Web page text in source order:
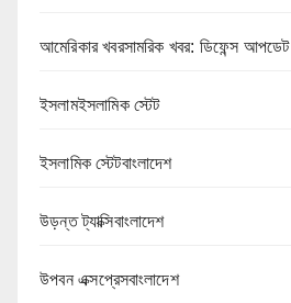
আমেরিকার খবরসামরিক খবর: ডিফেন্স আপডেট
ইসলামইসলামিক স্টেট
ইসলামিক স্টেটবাংলাদেশ
উড়ন্ত ট্যাক্সিবাংলাদেশ
উপবন এক্সপ্রেসবাংলাদেশ